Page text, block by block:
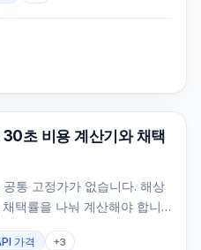
초 비용 계산기와 채택
통 고정가가 없습니다. 해상
택률을 나눠 계산해야 합니
가격 +3